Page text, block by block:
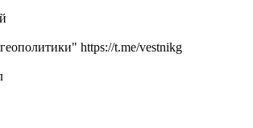
https://t.me/vestnikg